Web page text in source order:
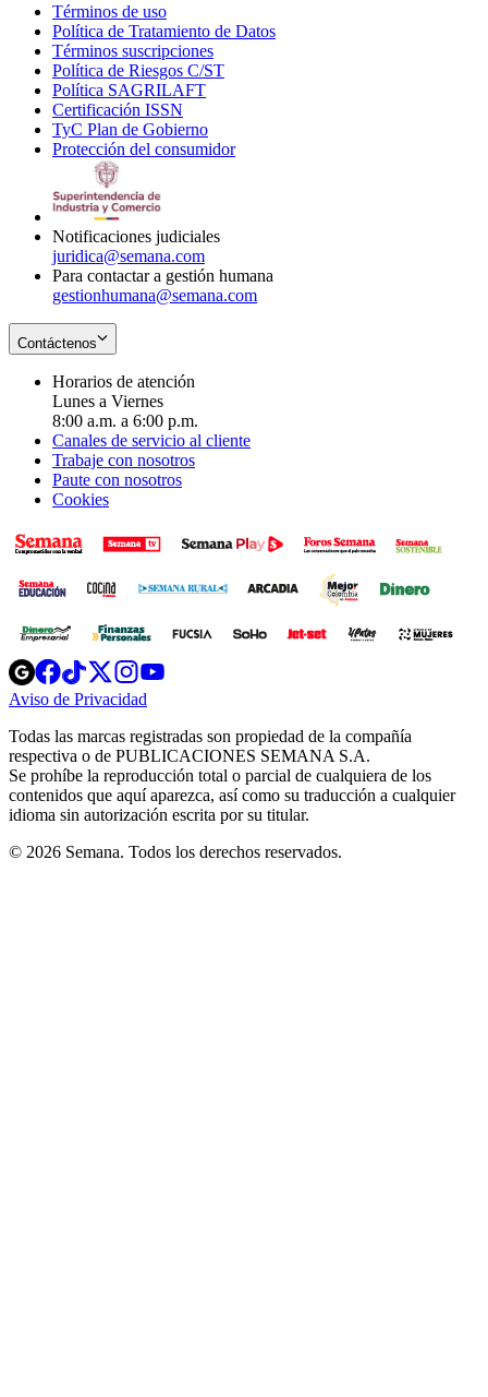
Términos de uso
in
new
window
Política de Tratamiento de Datos
Términos suscripciones
in
Política de Riesgos C/ST
Política SAGRILAFT
new
window
Certificación ISSN
in
new
TyC Plan de Gobierno
in
Protección del consumidorOpens
Notificaciones judiciales
juridica@semana.com
Para contactar a gestión humana
gestionhumana@semana.com
Contáctenos
Horarios de atención
Lunes a Viernes
8:00 a.m. a 6:00 p.m.
Canales de servicio al cliente
Trabaje con nosotros
Paute con nosotros
Cookies
Opens
in
new
Opens
in
new
Opens
in
new
window
Opens
new
windowwindow
Aviso de Privacidad
new
window
Todas las marcas registradas son propiedad de la compañía
respectiva o de PUBLICACIONES SEMANA S.A.
Se prohíbe la reproducción total o parcial de cualquiera de los
contenidos que aquí aparezca, así como su traducción a cualquier
idioma sin autorización escrita por su titular.
© 2026 Semana. Todos los derechos reservados.